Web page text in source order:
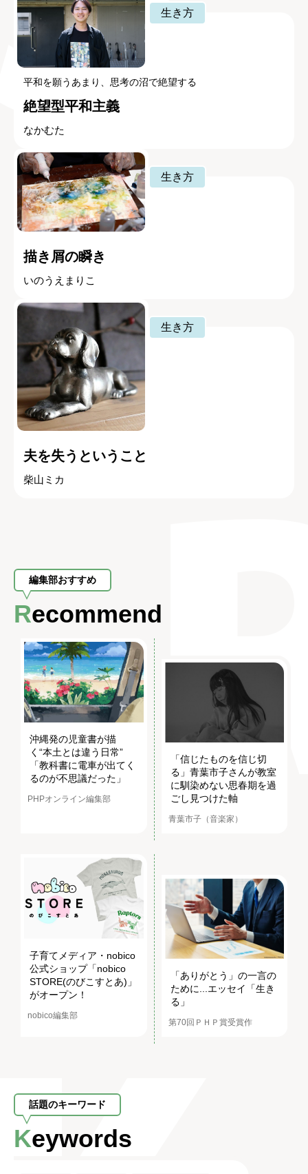
生き方
平和を願うあまり、思考の沼で絶望する
絶望型平和主義
なかむた
生き方
描き屑の瞬き
いのうえまりこ
生き方
夫を失うということ
柴山ミカ
編集部おすすめ
Recommend
沖縄発の児童書が描
く“本土とは違う日常”
「教科書に電車が出てく
るのが不思議だった」
PHPオンライン編集部
「信じたものを信じ切
る」青葉市子さんが教室
に馴染めない思春期を過
ごし見つけた軸
青葉市子（音楽家）
子育てメディア・nobico
公式ショップ「nobico
STORE(のびこすとあ)」
がオープン！
nobico編集部
「ありがとう」の一言の
ために...エッセイ「生き
る」
第70回ＰＨＰ賞受賞作
話題のキーワード
Keywords